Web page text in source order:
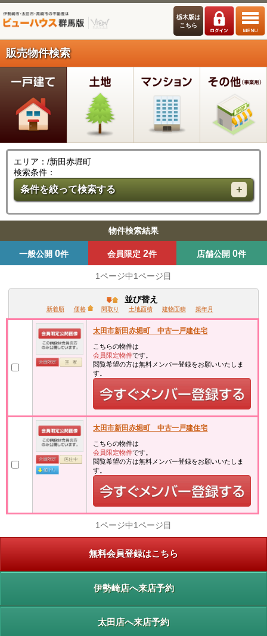
栃木版は
こちら
販売物件検索
エリア：/新田赤堀町
検索条件：
条件を絞って検索する
物件検索結果
一般公開 0件 会員限定 2件 店舗公開 0件
1ページ中1ページ目
並び替え
新着順 価格 間取り 土地面積 建物面積 築年月
太田市新田赤堀町 中古一戸建住宅
こちらの物件は
会員限定物件です。
閲覧希望の方は無料メンバー登録をお願いいたしま
す。
太田市新田赤堀町 中古一戸建住宅
こちらの物件は
会員限定物件です。
閲覧希望の方は無料メンバー登録をお願いいたしま
す。
1ページ中1ページ目
無料会員登録はこちら
伊勢崎店へ来店予約
太田店へ来店予約